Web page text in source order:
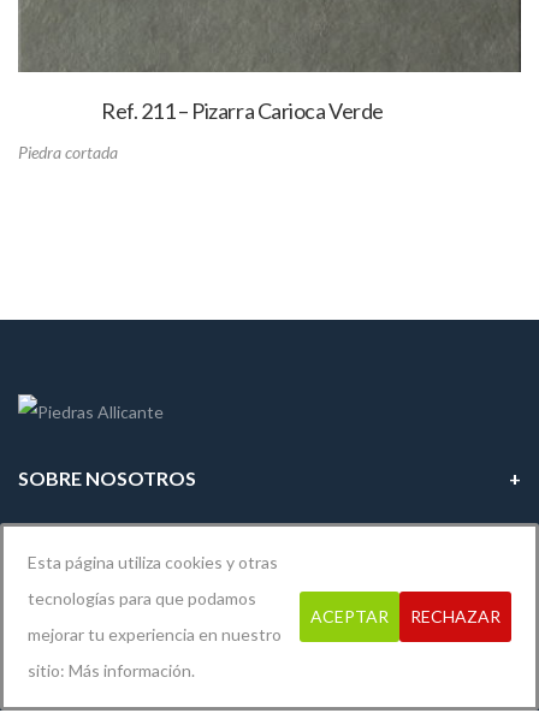
Ref. 211 – Pizarra Carioca Verde
Piedra cortada
SOBRE NOSOTROS
Diseño y desarrollo por
Esta página utiliza cookies y otras
tecnologías para que podamos
mejorar tu experiencia en nuestro
sitio: Más información.
ACEPTAR RECHAZAR